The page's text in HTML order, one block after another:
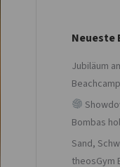
Neueste
Jubiläum
Bombas
Sand,
theosGym